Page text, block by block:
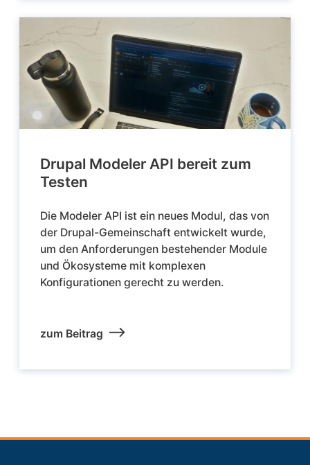
Drupal Modeler API bereit zum
Testen
Die Modeler API ist ein neues Modul, das von
der Drupal-Gemeinschaft entwickelt wurde,
um den Anforderungen bestehender Module
und Ökosysteme mit komplexen
Konfigurationen gerecht zu werden.
zum Beitrag